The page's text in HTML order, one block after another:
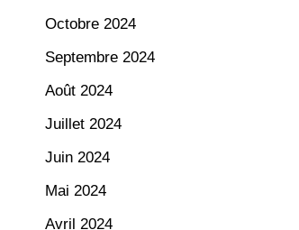
Octobre 2024
Septembre 2024
Août 2024
Juillet 2024
Juin 2024
Mai 2024
Avril 2024